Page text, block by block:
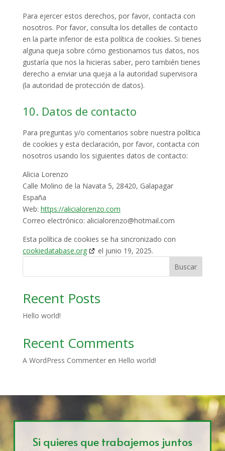
Para ejercer estos derechos, por favor, contacta con
nosotros. Por favor, consulta los detalles de contacto
en la parte inferior de esta política de cookies. Si tienes
alguna queja sobre cómo gestionamos tus datos, nos
gustaría que nos la hicieras saber, pero también tienes
derecho a enviar una queja a la autoridad supervisora
(la autoridad de protección de datos).
10. Datos de contacto
Para preguntas y/o comentarios sobre nuestra política
de cookies y esta declaración, por favor, contacta con
nosotros usando los siguientes datos de contacto:
Alicia Lorenzo
Calle Molino de la Navata 5, 28420, Galapagar
España
Web: https://alicialorenzo.com
Correo electrónico: alicialorenzo@hotmail.com
Esta política de cookies se ha sincronizado con
cookiedatabase.org
el junio 19, 2025.
Buscar
Recent Posts
Hello world!
Recent Comments
A WordPress Commenteren Hello world!
Si quieres que trabajemos juntos